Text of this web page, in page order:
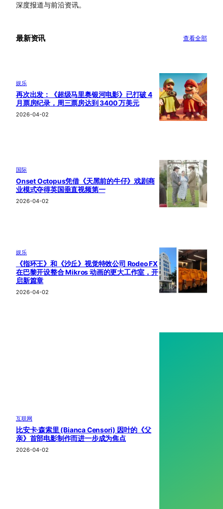
深度报道与前沿资讯。
最新资讯 查看全部
娱乐
再次出发：《超级马里奥银河电影》已打破 4
月票房纪录，周三票房达到 3400 万美元
2026-04-02
国际
Onset Octopus凭借《天黑前的牛仔》戏剧商
业模式夺得英国垂直视频第一
2026-04-02
娱乐
《指环王》和《沙丘》视觉特效公司 Rodeo FX
在巴黎开设整合 Mikros 动画的更大工作室，开
启新篇章
2026-04-02
互联网
比安卡·森索里 (Bianca Censori) 因叶的《父
亲》首部电影制作而进一步成为焦点
2026-04-02